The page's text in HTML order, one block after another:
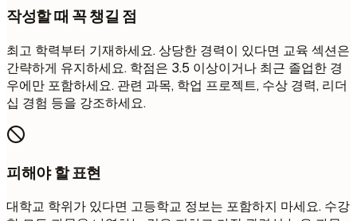
작성할 때 꼭 챙길 점
최고 학력부터 기재하세요. 상당한 경력이 있다면 교육 섹션은
간략하게 유지하세요. 학점은 3.5 이상이거나 최근 졸업한 경
우에만 포함하세요. 관련 과목, 학업 프로젝트, 수상 경력, 리더
십 경험 등을 강조하세요.
피해야 할 표현
대학교 학위가 있다면 고등학교 정보는 포함하지 마세요. 수강